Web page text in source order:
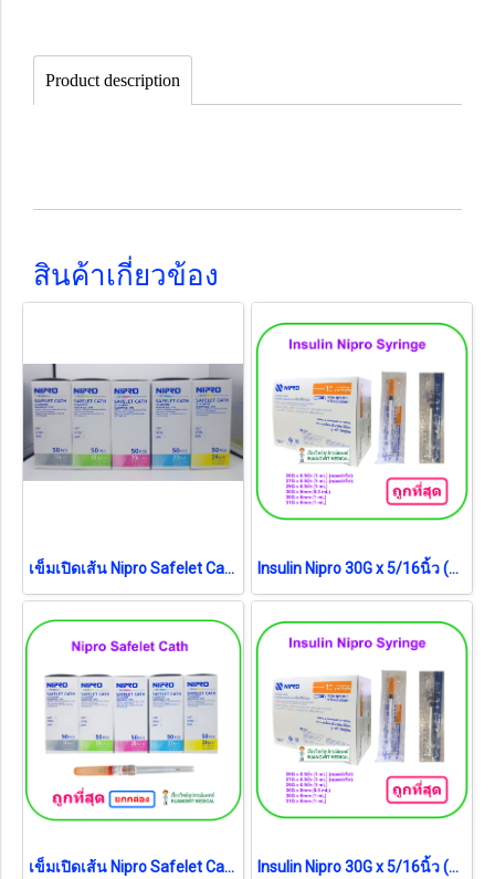
Product description
สินค้าเกี่ยวข้อง
เข็มเปิดเส้น Nipro Safelet Cath (ขายแยก 1 อัน) Insulin Nipro 30G x 5/16นิ้ว (8mm) (0.5 mL) (ยกกล่อง)
เข็มเปิดเส้น Nipro Safelet Cath (ยกกล่อง = 50 อัน) Insulin Nipro 30G x 5/16นิ้ว (8mm) (1 mL) (ยกกล่อง)